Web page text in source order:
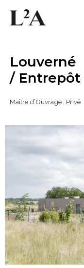
Louverné
/
Maître d’Ouvrage : Privé